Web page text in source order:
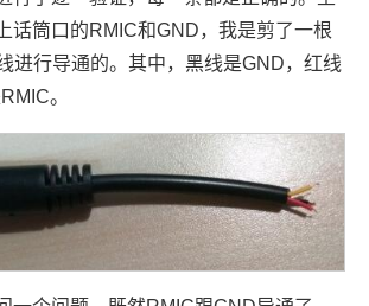
话筒口的RMIC和GND，我是剪了一根
进行导通的。其中，黑线是GND，红线
。